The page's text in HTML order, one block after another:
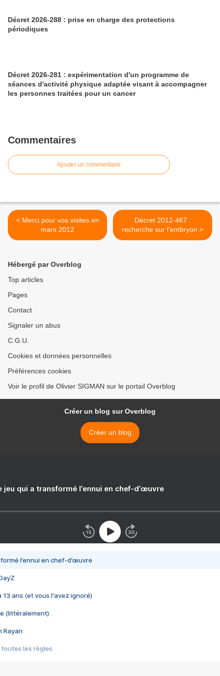
Décret 2026-288 : prise en charge des protections
périodiques
Décret 2026-281 : expérimentation d'un programme de
séances d'activité physique adaptée visant à accompagner
les personnes traitées pour un cancer
Commentaires
Ajouter un commentaire
< Merci pour vos visites en
mars 2012
Décret 2012-467 :
recherche sur l'embryon >
Hébergé par Overblog
Top articles
Pages
Contact
Signaler un abus
C.G.U.
Cookies et données personnelles
Préférences cookies
Voir le profil de Olivier SIGMAN sur le portail Overblog
Créer un blog sur Overblog
Créer un blog
jeu qui a transformé l’ennui en chef-d’œuvre
l’ennui en chef-d’œuvre
13 ans (et vous l'avez ignoré)
(littéralement)
Rayan
toutes les règles